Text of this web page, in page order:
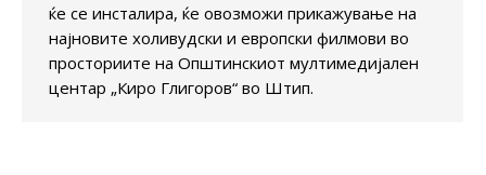
ќе се инсталира, ќе овозможи прикажување на
најновите холивудски и европски филмови во
просториите на Општинскиот мултимедијален
центар „Киро Глигоров“ во Штип.